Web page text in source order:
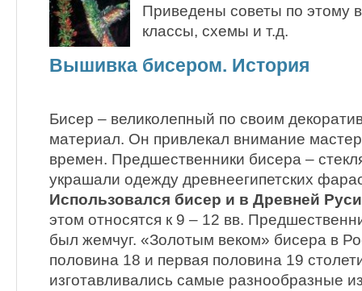
Приведены советы по этому
классы, схемы и т.д.
Вышивка бисером. История
Бисер – великолепный по своим
материал. Он привлекал внимание
времен. Предшественники бисера –
украшали одежду древнеегипетских
Использовался бисер и в Древней
этом относятся к 9 – 12 вв.
был жемчуг. «Золотым веком» бисера в
половина 18 и первая половина 19
изготавливались самые разнообразные